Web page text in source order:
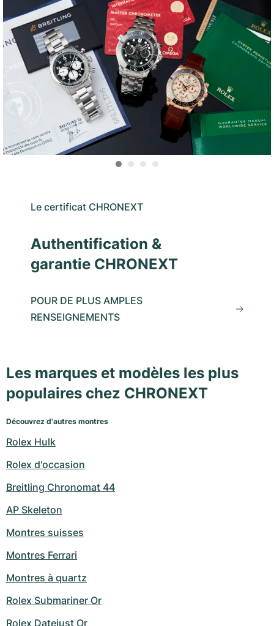
Le certificat CHRONEXT
Authentification &
garantie CHRONEXT
POUR DE PLUS AMPLES
RENSEIGNEMENTS
Les marques et modèles les plus
populaires chez CHRONEXT
Découvrez d'autres montres
Rolex Hulk
Rolex d'occasion
Breitling Chronomat 44
AP Skeleton
Montres suisses
Montres Ferrari
Montres à quartz
Rolex Submariner Or
Rolex Datejust Or